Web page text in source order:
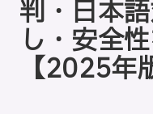
ビ
ュ
ー
判・日本
し・安全
【2025年